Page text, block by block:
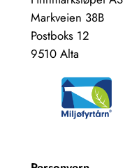
Markveien 38B
Postboks 12
9510 Alta